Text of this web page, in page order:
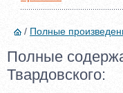
/ Полные
Полные
Твардовского: